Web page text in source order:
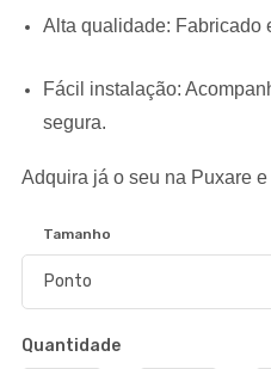
Alta qualidade: Fabricado
Fácil instalação:
segura.
Adquira já o seu na Puxare
Tamanho
Quantidade